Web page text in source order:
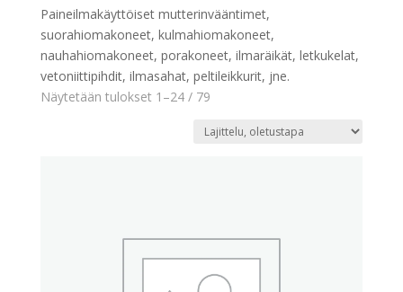
Paineilmakäyttöiset mutterinvääntimet,
suorahiomakoneet, kulmahiomakoneet,
nauhahiomakoneet, porakoneet, ilmaräikät, letkukelat,
vetoniittipihdit, ilmasahat, peltileikkurit, jne.
Näytetään tulokset 1–24 / 79